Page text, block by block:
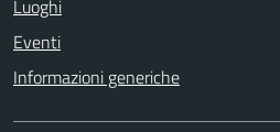
Luoghi
Eventi
Informazioni generiche